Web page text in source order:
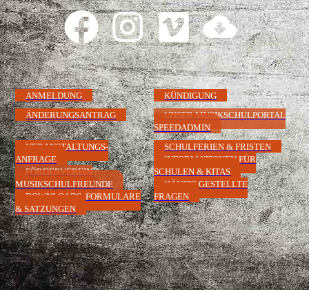
ANMELDUNG
KÜNDIGUNG
ÄNDERUNGSANTRAG
UNSER MUSIKSCHULPORTAL
SPEEDADMIN
VERANSTALTUNGS-
ANFRAGE
FÖRDERVEREIN
MUSIKSCHULFREUNDE
DOWNLOADS, FORMULARE
& SATZUNGEN
SCHULFERIEN & FRISTEN
INFORMATIONEN FÜR
SCHULEN & KITAS
HÄUFIG GESTELLTE
FRAGEN